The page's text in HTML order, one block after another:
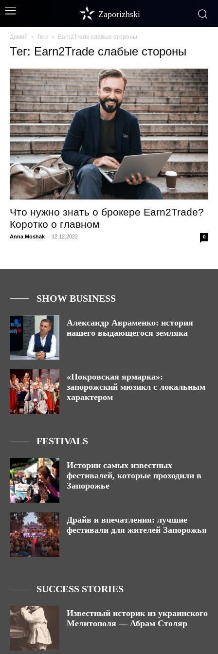
Zaporizhski
Домой Теги Earn2Trade слабые стороны
Тег: Earn2Trade слабые стороны
Что нужно знать о брокере Earn2Trade?
Коротко о главном
Anna Moshak - 12.12.2022 0
SHOW BUSINESS
Александр Авраменко: история
нашего выдающегося земляка
«Покровская ярмарка»:
запорожский мюзикл с локальным
характером
FESTIVALS
Истории самых известных
фестивалей, которые проходили в
Запорожье
Драйв и впечатления: лучшие
фестивали для жителей Запорожья
SUCCESS STORIES
Известный историк из украинского
Мелитополя — Абрам Столяр